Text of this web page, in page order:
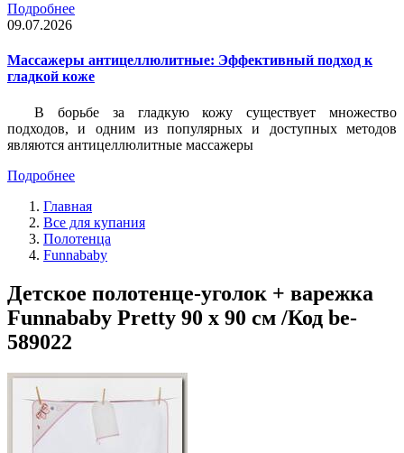
Подробнее
09.07.2026
Массажеры антицеллюлитные: Эффективный подход к
гладкой коже
В борьбе за гладкую кожу существует множество
подходов, и одним из популярных и доступных методов
являются антицеллюлитные массажеры
Подробнее
Главная
Все для купания
Полотенца
Funnababy
Детское полотенце-уголок + варежка
Funnababy Pretty 90 х 90 см /Код be-
589022